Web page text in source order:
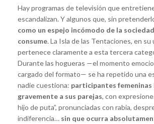
Hay programas de televisión que
escandalizan. Y algunos que, sin
como un espejo incómodo de la
consume. La Isla de las Tentaciones, en su
pertenece claramente a esta tercera
Durante las hogueras —el momento
cargado del formato— se ha repetido una
nadie cuestiona: participantes
gravemente a sus parejas, con
hijo de puta”, pronunciadas con rabia,
indiferencia… sin que ocurra